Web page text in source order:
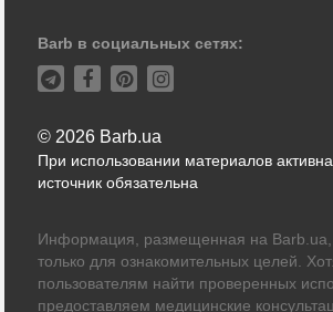
Barb в социальных сетях:
© 2026 Barb.ua
При использовании материалов
источник обязательна
Информация, размещенная на Barb.ua,
только для ознакомительных целей.
пользователям найти проверенных
предоставляем медицинские